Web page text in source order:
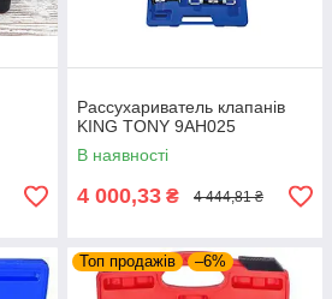
Рассухариватель клапанів
KING TONY 9AH025
В наявності
4 000,33 ₴ 4 444,81 ₴
Топ продажів –6%